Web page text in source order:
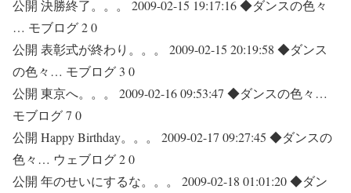
公開 決勝終了。。。 2009-02-15 19:17:16 ◆ダンスの色々
… モブログ 2 0
公開 表彰式が終わり。。。 2009-02-15 20:19:58 ◆ダンス
の色々… モブログ 3 0
公開 東京へ。。。 2009-02-16 09:53:47 ◆ダンスの色々…
モブログ 7 0
公開 Happy Birthday。。。 2009-02-17 09:27:45 ◆ダンスの
色々… ウェブログ 2 0
公開 年のせいにするな。。。 2009-02-18 01:01:20 ◆ダン